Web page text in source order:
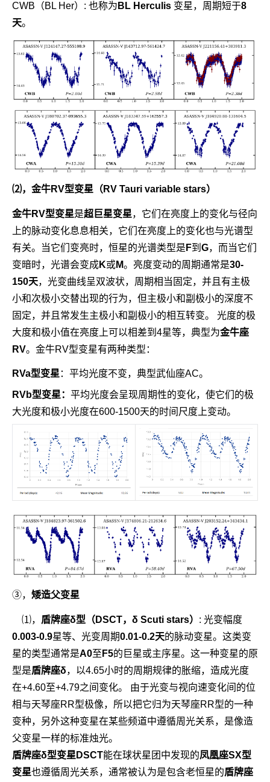
CWB（BL Her）: 也称为 BL Herculis 变星，周期短于8
天。
⑵，金牛RV型变星（RV Tauri variable stars）
金牛RV型变星是超巨星变星，它们在亮度上的变化与径向
上的脉动变化息息相关，它们在亮度上的变化也与光谱型
有关。当它们变亮时，恒星的光谱类型是 F到 G，而当它们
变暗时，光谱会变成K或M。亮度变动的周期通常是30-
150天，光变曲线呈双波状，周期相当固定，并且有主极
小和次极小交替出现的行为，但主极小和副极小的深度不
固定，并且常发生主极小和副极小的相互转变。 光度的极
大度和极小值在亮度上可以相差到4星等，典型为金牛座
RV。金牛RV型变星有两种类型：
RVa型变星 ：平均光度不变，典型武仙座AC。
RVb型变星： 平均光度会呈现周期性的变化，使它们的极
大光度和极小光度在600-1500天的时间尺度上变动。
③， 矮造父变星
⑴， 盾牌座δ型（DSCT，δ Scuti stars） : 光变幅度
0.003-0.9星等、光变周期0.01-0.2天的脉动变星。这类变
星的类型通常是A0至 F5的巨星或主序星。这一种变星的原
型是盾牌座δ，以4.65小时的周期规律的胀缩，造成光度
在+4.60至+4.79之间变化。 由于光变与视向速变化间的位
相与天琴座RR型极像，所以把它归为天琴座RR型的一种
变种，另外这种变星在某些频道中遵循周光关系，是像造
父变星一样的标准烛光。
盾牌座δ型变星DSCT能在球状星团中发现的凤凰座SX型
变星也遵循周光关系，通常被认为是包含老恒星的盾牌座